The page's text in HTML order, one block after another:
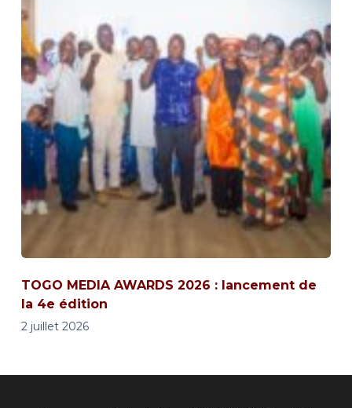
TOGO MEDIA AWARDS 2026 : lancement de
la 4e édition
2 juillet 2026